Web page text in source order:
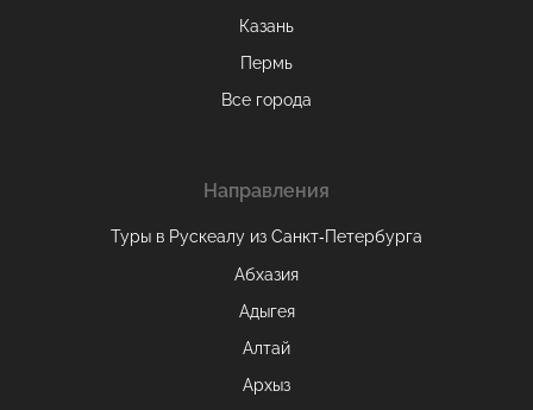
Казань
Пермь
Все города
Направления
Туры в Рускеалу из Санкт‑Петербурга
Абхазия
Адыгея
Алтай
Архыз